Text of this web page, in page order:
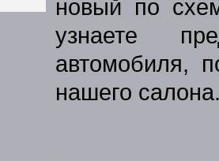
новый по
узнаете
автомобиля,
нашего